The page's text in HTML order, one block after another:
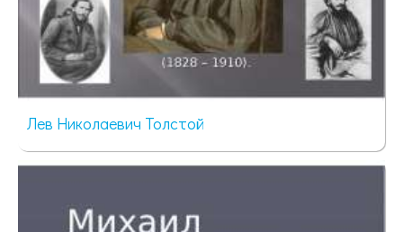
Лев Николаевич Толстой